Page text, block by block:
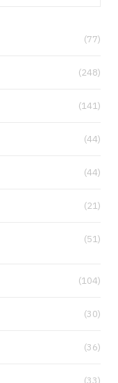
(77)
(248)
(141)
(44)
(44)
(21)
(51)
(104)
(30)
(36)